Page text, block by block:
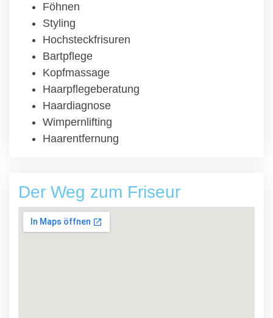
Föhnen
Styling
Hochsteckfrisuren
Bartpflege
Kopfmassage
Haarpflegeberatung
Haardiagnose
Wimpernlifting
Haarentfernung
Der Weg zum Friseur